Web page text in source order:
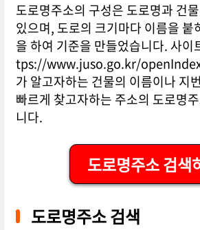
도로명주소의 구성은 도로명과 건
있으며, 도로의 크기마다 이름을 붙
을 하여 기준을 만들었습니다. 사
tps://www.juso.go.kr/
가 알고자하는 건물의 이름이나 지
빠르게 찾고자하는 주소의 도로명
니다.
도로명주소 검색
도로명주소 검색